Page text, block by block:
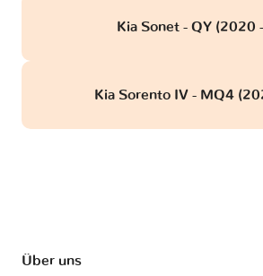
Kia Sonet - QY (2020
Kia Sorento IV - MQ4
Über uns